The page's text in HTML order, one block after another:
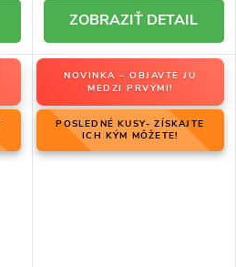
DETAIL
NOVINKA – OBJAVTE JU
MEDZI PRVÝMI!
POSLEDNÉ KUSY- ZÍSKAJTE
ICH KÝM MÔŽETE!